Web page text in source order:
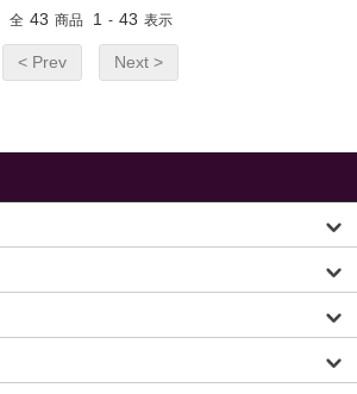
全 43 商品 1 - 43 表示
< Prev Next >